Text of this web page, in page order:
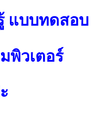
แบบทดสอบ
พิวเตอร์